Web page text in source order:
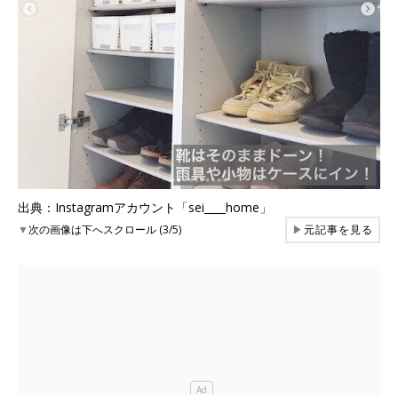
出典：Instagramアカウント「sei____home」
▼次の画像は下へスクロール (3/5) ▶元記事を見る